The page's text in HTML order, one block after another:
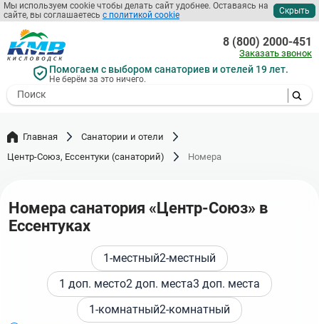
Мы используем cookie чтобы делать сайт удобнее. Оставаясь на
сайте, вы соглашаетесь с политикой cookie Скрыть
Перейти
к
основному
содержанию
Помогаем с выбором санаториев и отелей 19 лет.
Не берём за это ничего.
- I agree to the processing of my
8 (800) 2000-451
Заказать звонок
Главная
Санатории и отели
Центр-Союз, Ессентуки (санаторий)
Номера
Номера санатория «Центр-Союз» в
Ессентуках
1-местный2-местный
1 доп. место2 доп. места3 доп. места
1-комнатный2-комнатный